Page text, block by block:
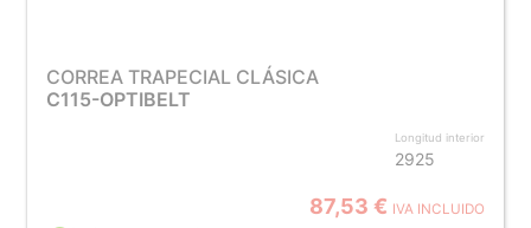
CORREA TRAPECIAL CLÁSICA
C115-OPTIBELT
Longitud interior
2925
87,53 € IVA INCLUIDO